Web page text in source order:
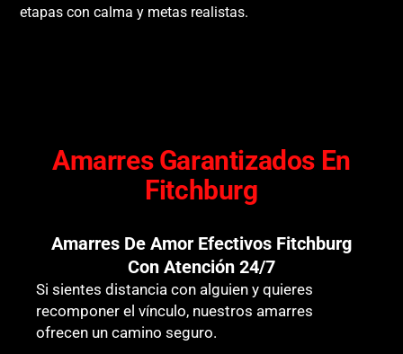
etapas con calma y metas realistas.
Amarres Garantizados En
Fitchburg
Amarres De Amor Efectivos Fitchburg
Con Atención 24/7
Si sientes distancia con alguien y quieres
recomponer el vínculo, nuestros amarres
ofrecen un camino seguro.